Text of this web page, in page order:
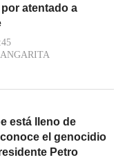
atentado a
está lleno de
el genocidio
Petro